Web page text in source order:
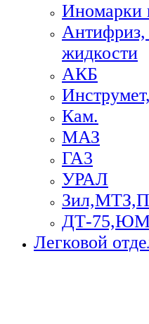
Иномарки
Антифриз,
жидкости
АКБ
Кам.
МАЗ
ГА3
УРАЛ
ДТ-
Легковой